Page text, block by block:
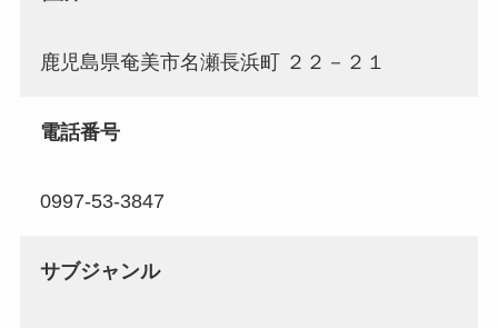
鹿児島県奄美市名瀬長浜町 ２２－２１
電話番号
0997-53-3847
サブジャンル